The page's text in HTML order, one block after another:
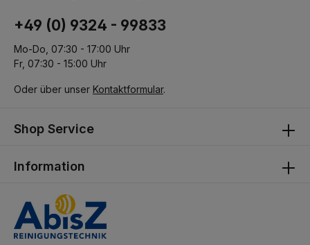
+49 (0) 9324 - 99833
Mo-Do, 07:30 - 17:00 Uhr
Fr, 07:30 - 15:00 Uhr
Oder über unser Kontaktformular.
Shop Service
Information